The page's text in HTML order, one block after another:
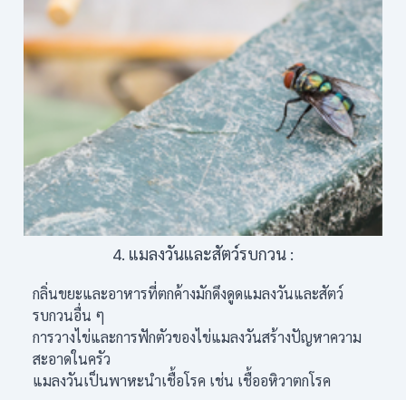
4. แมลงวันและสัตว์รบกวน :
กลิ่นขยะและอาหารที่ตกค้างมักดึงดูดแมลงวันและสัตว์
รบกวนอื่น ๆ
การวางไข่และการฟักตัวของไข่แมลงวันสร้างปัญหาความ
สะอาดในครัว
แมลงวันเป็นพาหะนำเชื้อโรค เช่น เชื้ออหิวาตกโรค